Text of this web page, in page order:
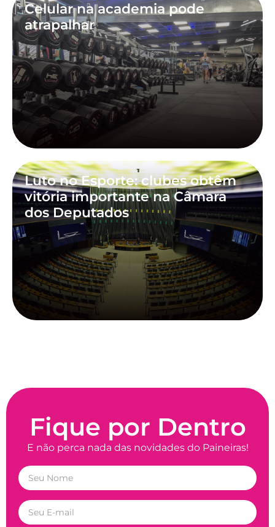
Celular na academia pode
atrapalhar
Luto no Esporte: clubes obtêm
vitória importante na Câmara
dos Deputados
Fique por Dentro
E não perca nada das novidades do Paineiras!